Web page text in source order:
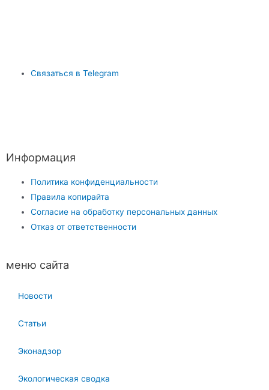
Связаться в Telegram
Информация
Политика конфиденциальности
Правила копирайта
Согласие на обработку персональных данных
Отказ от ответственности
меню сайта
Новости
Статьи
Эконадзор
Экологическая сводка